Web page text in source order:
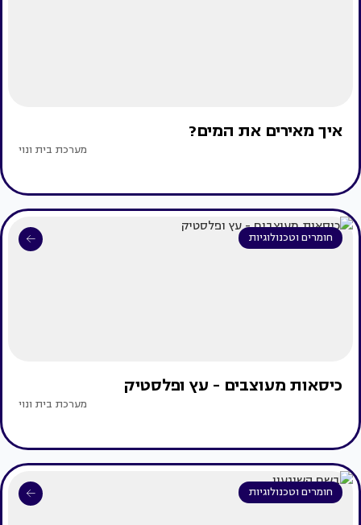
איך מאירים את המים?
מערכת בית ונוי
חומרים וטכנולוגיות
כיסאות מעוצבים - עץ ופלסטיק
מערכת בית ונוי
חומרים וטכנולוגיות